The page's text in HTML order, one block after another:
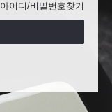
아이디/비밀번호찾기